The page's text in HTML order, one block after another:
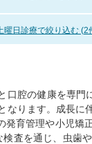
曜日診療で絞り込む (2
口腔の健康を専
なります。成長に
発育管理や小児矯
査を通じ、虫歯